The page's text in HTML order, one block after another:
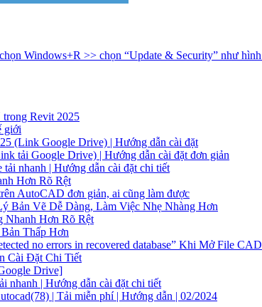
Windows+R >> chọn “Update & Security” như
Revit 2025
giới
(Link Google Drive) | Hướng dẫn cài đặt
tải Google Drive) | Hướng dẫn cài đặt đơn giản
nhanh | Hướng dẫn cài đặt chi tiết
Hơn Rõ Rệt
AutoCAD đơn giản, ai cũng làm được
Bản Vẽ Dễ Dàng, Làm Việc Nhẹ Nhàng Hơn
Hơn Rõ Rệt
Thấp Hơn
no errors in recovered database” Khi Mở File CAD
Cài Đặt Chi Tiết
Drive]
nhanh | Hướng dẫn cài đặt chi tiết
| Tải miễn phí | Hướng dẫn | 02/2024